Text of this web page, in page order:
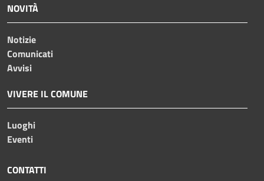
NOVITÀ
Notizie
Comunicati
Avvisi
VIVERE IL COMUNE
Luoghi
Eventi
CONTATTI